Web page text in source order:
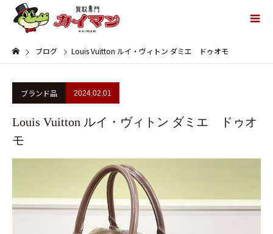
ブログ Louis Vuitton ルイ・ヴィトン ダミエ ドゥオモ
ブランド品 2024.02.01
Louis Vuitton ルイ・ヴィトン ダミエ ドゥオ
モ